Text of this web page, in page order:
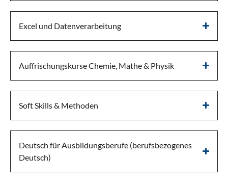
Excel und Datenverarbeitung
Auffrischungskurse Chemie, Mathe & Physik
Soft Skills & Methoden
Deutsch für Ausbildungsberufe (berufsbezogenes
Deutsch)